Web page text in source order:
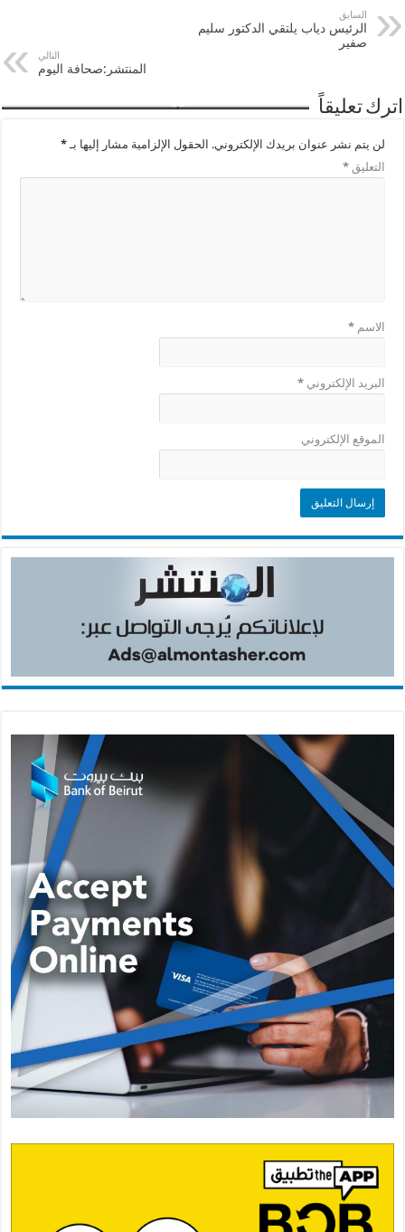
السابق
الرئيس دياب يلتقي الدكتور سليم
صفير
التالي
المنتشر:صحافة اليوم
اترك تعليقاً
لن يتم نشر عنوان بريدك الإلكتروني. الحقول الإلزامية مشار إليها بـ*
التعليق*
الاسم*
البريد الإلكتروني*
الموقع الإلكتروني